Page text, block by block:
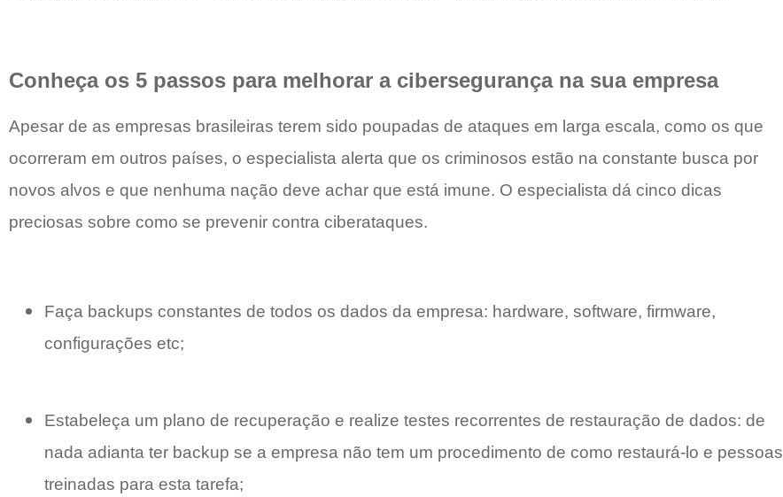
Conheça os 5 passos para melhorar a cibersegurança na sua empresa
Apesar de as empresas brasileiras terem sido poupadas de ataques em larga escala, como os que
ocorreram em outros países, o especialista alerta que os criminosos estão na constante busca por
novos alvos e que nenhuma nação deve achar que está imune. O especialista dá cinco dicas
preciosas sobre como se prevenir contra ciberataques.
Faça backups constantes de todos os dados da empresa: hardware, software, firmware,
configurações etc;
Estabeleça um plano de recuperação e realize testes recorrentes de restauração de dados: de
nada adianta ter backup se a empresa não tem um procedimento de como restaurá-lo e pessoas
treinadas para esta tarefa;